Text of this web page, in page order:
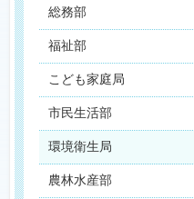
総務部
福祉部
こども家庭局
市民生活部
環境衛生局
農林水産部